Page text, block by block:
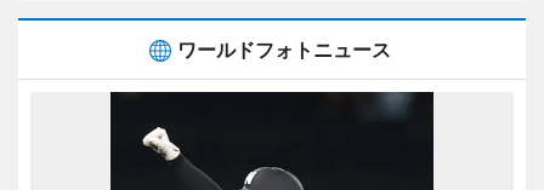
ワールドフォトニュース